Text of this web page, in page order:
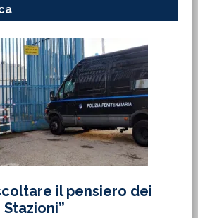
il pensiero dei